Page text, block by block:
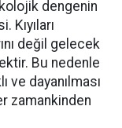
dengenin
değil gelecek
Bu nedenle
ve dayanılması
zamankinden